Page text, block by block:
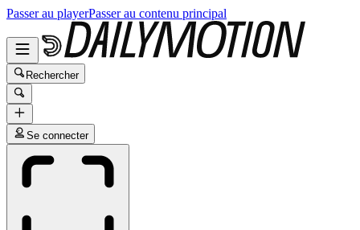
Passer au playerPasser au contenu principal
Rechercher
Se connecter